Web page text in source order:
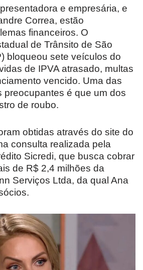
e empresária, e
Correa, estão
financeiros. O
de Trânsito de São
bloqueou sete veículos do
de IPVA atrasado, multas
vencido. Uma das
preocupantes é que um dos
de roubo.
obtidas através do site do
consulta realizada pela
Sicredi, que busca cobrar
de R$ 2,4 milhões da
Serviços Ltda, da qual Ana